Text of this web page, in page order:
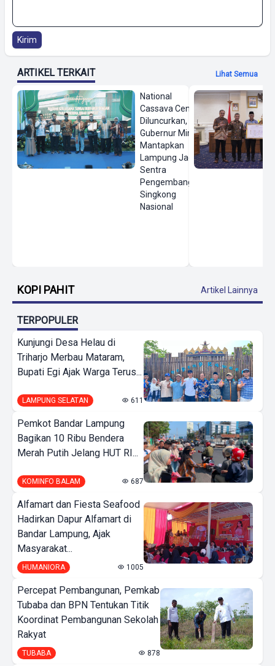
Kirim
ARTIKEL TERKAIT Lihat Semua
National
Cassava Center
Diluncurkan,
Gubernur Mirza
Mantapkan
Lampung Jadi
Sentra
Pengembangan
Singkong
Nasional
KOPI PAHIT Artikel Lainnya
TERPOPULER
Kunjungi Desa Helau di
Triharjo Merbau Mataram,
Bupati Egi Ajak Warga Terus...
LAMPUNG SELATAN 611
Pemkot Bandar Lampung
Bagikan 10 Ribu Bendera
Merah Putih Jelang HUT RI...
KOMINFO BALAM 687
Alfamart dan Fiesta Seafood
Hadirkan Dapur Alfamart di
Bandar Lampung, Ajak
Masyarakat...
HUMANIORA 1005
Percepat Pembangunan, Pemkab
Tubaba dan BPN Tentukan Titik
Koordinat Pembangunan Sekolah
Rakyat
TUBABA 878